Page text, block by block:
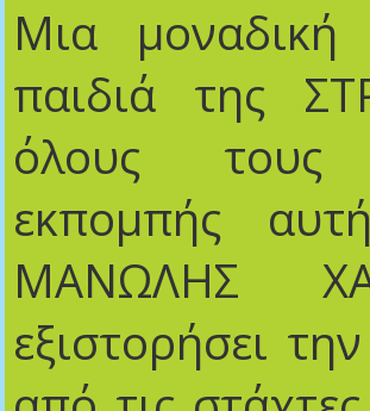
Μια μοναδική
παιδιά της
όλους τους
εκπομπής
ΜΑΝΩΛΗΣ
εξιστορήσει